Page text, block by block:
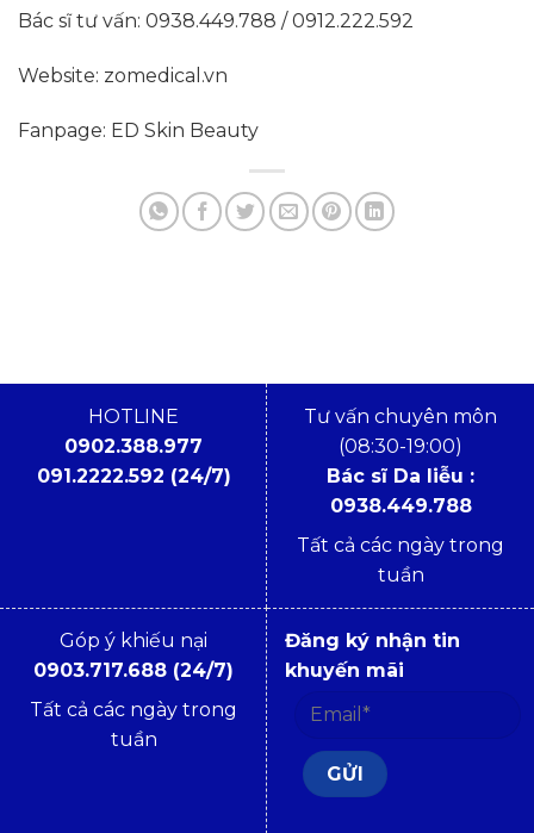
Bác sĩ tư vấn: 0938.449.788 / 0912.222.592
Website: zomedical.vn
Fanpage: ED Skin Beauty
HOTLINE
0902.388.977
091.2222.592 (24/7)
Tư vấn chuyên môn
(08:30-19:00)
Bác sĩ Da liễu :
0938.449.788
Tất cả các ngày trong
tuần
Góp ý khiếu nại
0903.717.688 (24/7)
Tất cả các ngày trong
tuần
Đăng ký nhận tin
khuyến mãi